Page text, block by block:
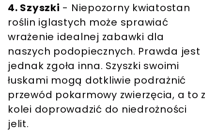
4. Szyszki - Niepozorny kwiatostan
roślin iglastych może sprawiać
wrażenie idealnej zabawki dla
naszych podopiecznych. Prawda jest
jednak zgoła inna. Szyszki swoimi
łuskami mogą dotkliwie podrażnić
przewód pokarmowy zwierzęcia, a to z
kolei doprowadzić do niedrożności
jelit.